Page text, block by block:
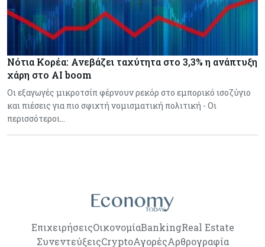
Νότια Κορέα: Ανεβάζει ταχύτητα στο 3,3% η ανάπτυξη
χάρη στο AI boom
Οι εξαγωγές μικροτσίπ φέρνουν ρεκόρ στο εμπορικό ισοζύγιο
και πιέσεις για πιο σφιχτή νομισματική πολιτική - Οι
περισσότεροι…
ΕπιχειρήσειςΟικονομίαBankingReal Estate
ΣυνεντεύξειςCryptoΑγορέςΑρθρογραφία